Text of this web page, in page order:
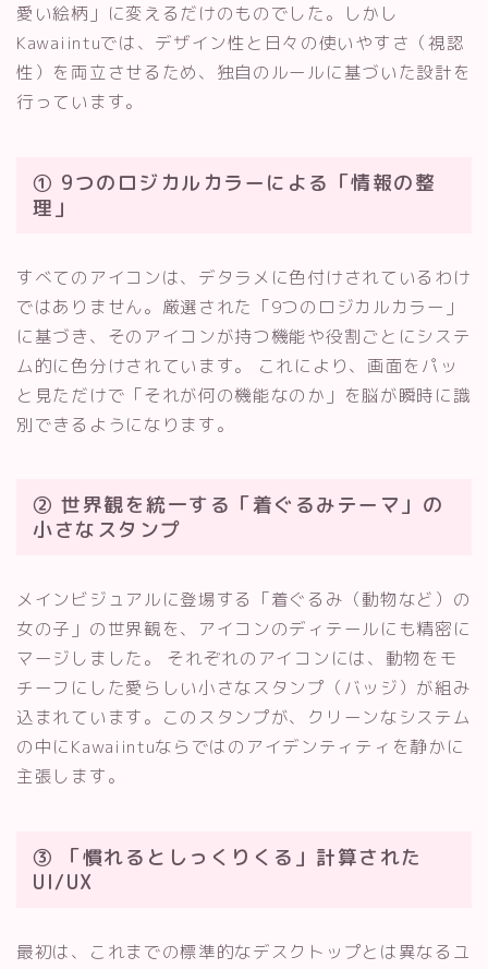
愛い絵柄」に変えるだけのものでした。しかし
Kawaiintuでは、デザイン性と日々の使いやすさ（視認
性）を両立させるため、独自のルールに基づいた設計を
行っています。
① 9つのロジカルカラーによる「情報の整
理」
すべてのアイコンは、デタラメに色付けされているわけ
ではありません。厳選された「9つのロジカルカラー」
に基づき、そのアイコンが持つ機能や役割ごとにシステ
ム的に色分けされています。 これにより、画面をパッ
と見ただけで「それが何の機能なのか」を脳が瞬時に識
別できるようになります。
② 世界観を統一する「着ぐるみテーマ」の
小さなスタンプ
メインビジュアルに登場する「着ぐるみ（動物など）の
女の子」の世界観を、アイコンのディテールにも精密に
マージしました。 それぞれのアイコンには、動物をモ
チーフにした愛らしい小さなスタンプ（バッジ）が組み
込まれています。このスタンプが、クリーンなシステム
の中にKawaiintuならではのアイデンティティを静かに
主張します。
③ 「慣れるとしっくりくる」計算された
UI/UX
最初は、これまでの標準的なデスクトップとは異なるユ